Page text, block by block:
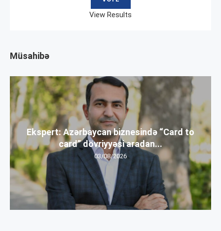
View Results
Müsahibə
Ekspert: Azərbaycan biznesində “Card to
card” dövriyyəsi aradan...
03/08/2026